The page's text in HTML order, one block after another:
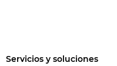
Servicios y soluciones